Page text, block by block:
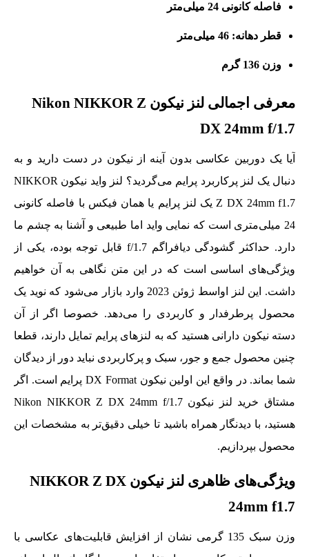
فاصله کانونی 24 میلی‌متر
قطر دهانه: 46 میلی‌متر
وزن 136 گرم
معرفی اجمالی لنز نیکون Nikon NIKKOR Z
DX 24mm f/1.7
آیا یک دوربین عکاسی بدون آینه از نیکون در دست دارید و به
دنبال یک لنز پرکاربرد پرایم می‌گردید؟ لنز واید نیکون NIKKOR
Z DX 24mm f1.7 یک لنز پرایم یا همان فیکس با فاصله کانونی
24 میلی‌متری است که نمایی واید اما طبیعی و آشنا به چشم ما
دارد. حداکثر گشودگی دیافراگم f/1.7 قابل توجه بوده، یکی از
ویژگی‌های اساسی است که در این متن نگاهی به آن خواهیم
داشت. این لنز اواسط ژوئن 2023 وارد بازار می‌شود که نوید یک
محصول پرطرفدار و کاربردی را می‌دهد. خصوصا اگر از آن
دسته نیکون دارانی هستید که به لنزهای پرایم تمایل دارند، قطعا
چنین محصول جمع و جور، سبک و پرکاربردی نباید دور از دیدگان
شما بماند. در واقع این اولین نیکون DX Format پرایم است. اگر
مشتاق خرید لنز نیکون Nikon NIKKOR Z DX 24mm f/1.7
هستید، با دیدنگار همراه باشید تا خیلی دقیق‌تر به مشخصات این
محصول بپردازیم.
ویژگی‌های ظاهری لنز نیکون NIKKOR Z DX
24mm f1.7
وزن سبک 135 گرمی نشان از افزایش قابلیت‌های عکاسی با